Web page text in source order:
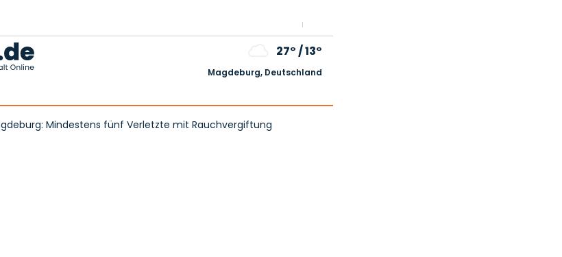
27°/13°
Magdeburg, Deutschland
Mindestens fünf Verletzte mit Rauchvergiftung